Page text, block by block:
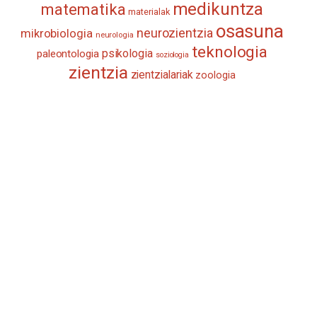
matematika materialak medikuntza
mikrobiologia neurologia neurozientzia osasuna
paleontologia psikologia soziologia teknologia
zientzia zientzialariak zoologia